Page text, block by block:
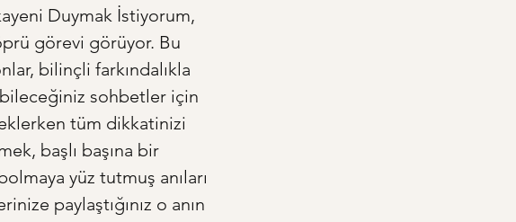
Duymak İstiyorum,
görevi görüyor. Bu
bilinçli farkındalıkla
sohbetler için
tüm dikkatinizi
başlı başına bir
yüz tutmuş anıları
paylaştığınız o anın